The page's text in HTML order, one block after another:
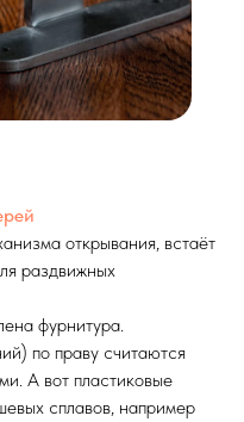
открывания, встаёт
раздвижных
фурнитура.
по праву считаются
А вот пластиковые
сплавов, например